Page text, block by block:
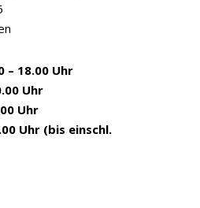
– 18.00 Uhr
Uhr
Uhr
Uhr (bis einschl.